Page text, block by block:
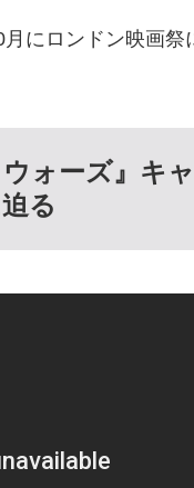
にロンドン映画祭
ォーズ』キ
る